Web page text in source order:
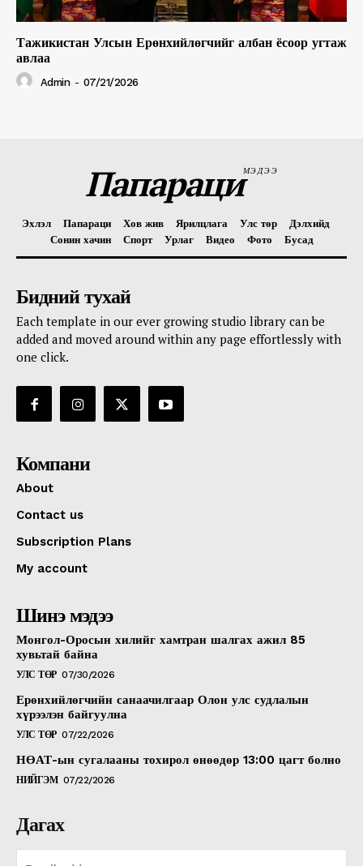
Тажикистан Улсын Ерөнхийлөгчийг албан ёсоор угтаж
авлаа
Admin - 07/21/2026
ПапарациМЭДЭЭ
Эхлэл Папараци Хов жив Ярилцлага Улс төр
Дэлхийд
Сонин хачин
Спорт Урлаг Видео Фото Бусад
Бидний тухай
Each template in our ever growing studio library can be
added and moved around within any page effortlessly with
one click.
Компани
About
Contact us
Subscription Plans
My account
Шинэ мэдээ
Монгол-Оросын хилийг хамтран шалгах ажил 85
хувьтай байна
УЛС ТӨР 07/30/2026
Ерөнхийлөгчийн санаачилгаар Олон улс судлалын
хүрээлэн байгуулна
УЛС ТӨР 07/22/2026
НӨАТ-ын сугалааны тохирол өнөөдөр 13:00 цагт болно
НИЙГЭМ 07/22/2026
Дагах